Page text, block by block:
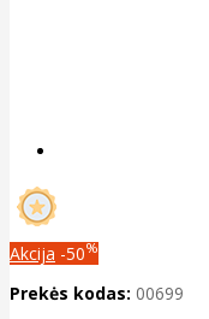
Akcija -50%
Prekės kodas: 00699